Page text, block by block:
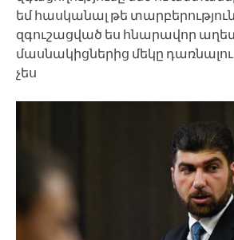
եմ հասկանալ թե
զգուշացված ես հնարավոր
մասնակիցներից մեկը
չես